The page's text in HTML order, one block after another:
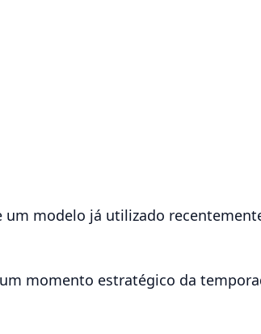
modelo já utilizado
momento estratégico da